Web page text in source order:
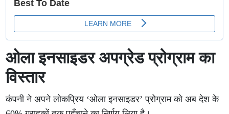
ओला इनसाइडर अपग्रेड प्रोग्राम का
विस्तार
कंपनी ने अपने लोकप्रिय ‘ओला इनसाइडर’ प्रोग्राम को अब देश के